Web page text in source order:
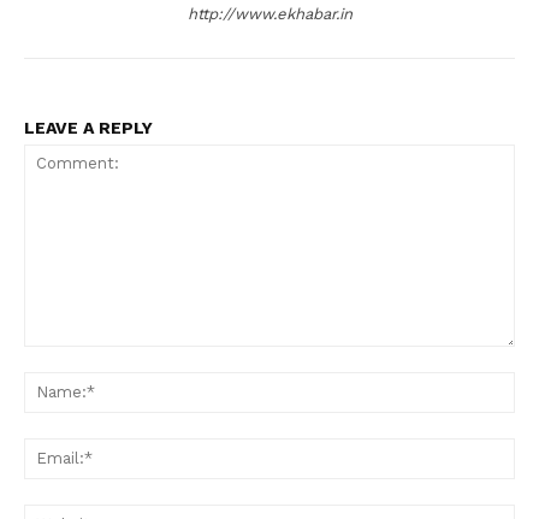
http://www.ekhabar.in
LEAVE A REPLY